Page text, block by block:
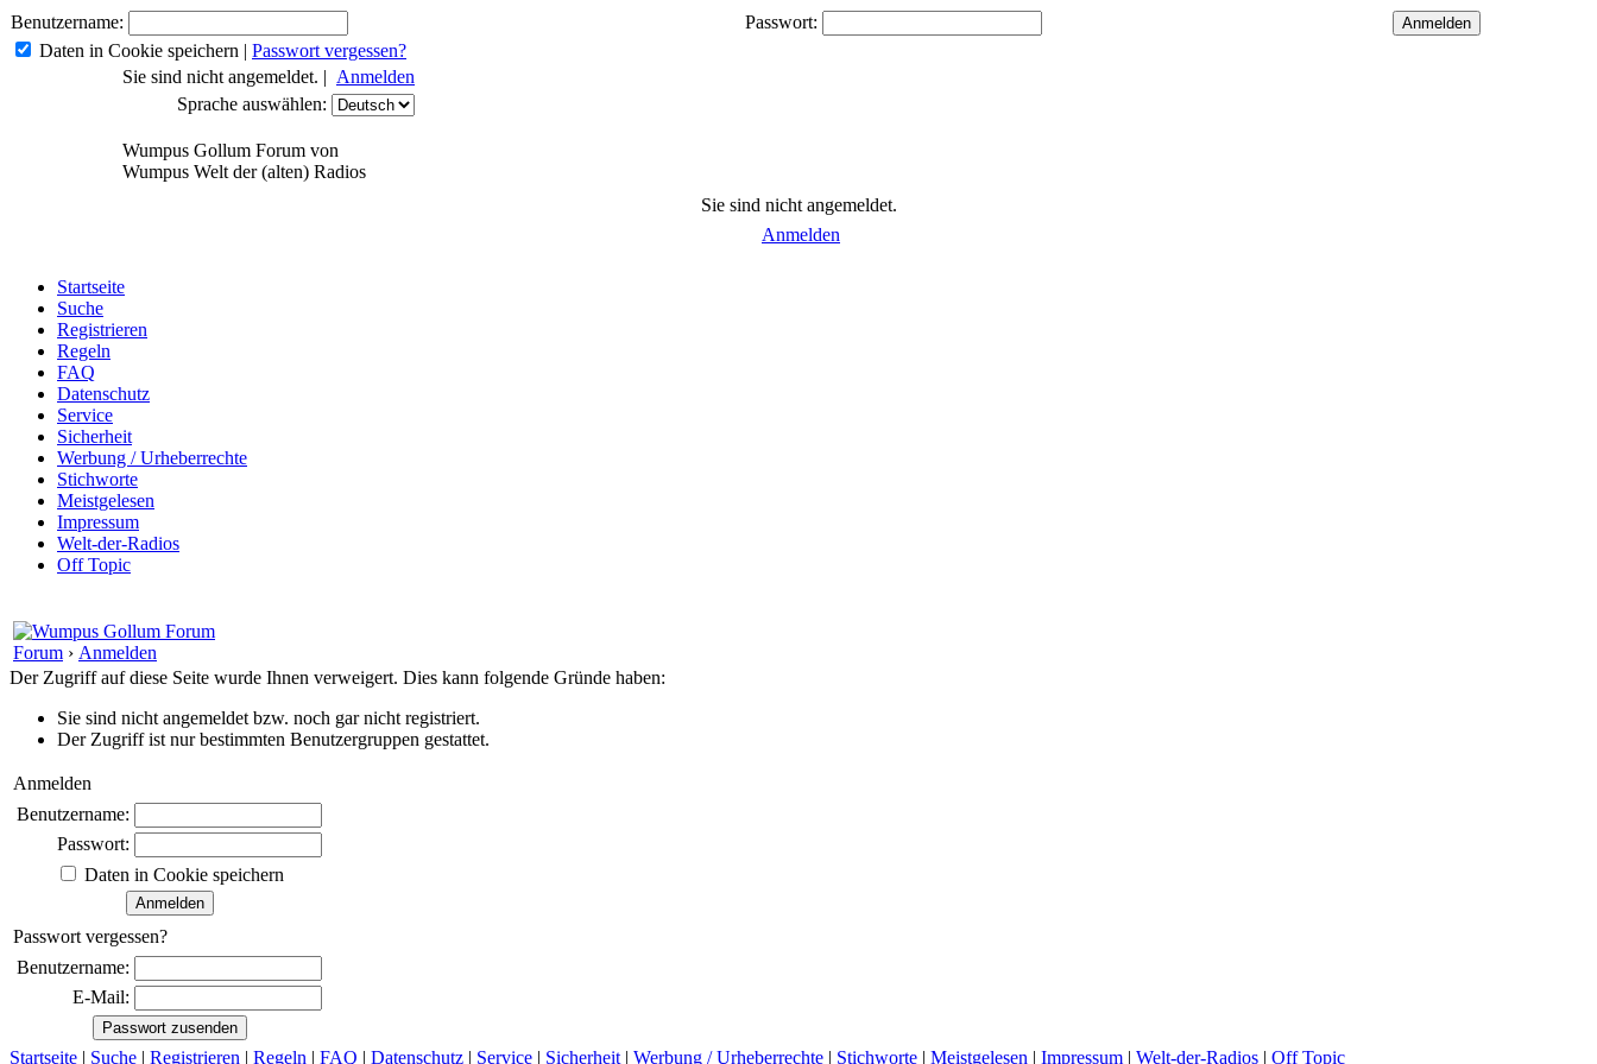
Benutzername:
Passwort:
Daten in Cookie speichern | Passwort vergessen?
Sie sind nicht angemeldet. | Anmelden
Sprache auswählen:
Wumpus Gollum Forum von
Wumpus Welt der (alten) Radios
Sie sind nicht angemeldet.
Anmelden
Startseite
Suche
Registrieren
Regeln
FAQ
Datenschutz
Service
Sicherheit
Werbung / Urheberrechte
Stichworte
Meistgelesen
Impressum
Welt-der-Radios
Off Topic
Forum › Anmelden
Der Zugriff auf diese Seite wurde Ihnen verweigert. Dies kann folgende Gründe haben:
Sie sind nicht angemeldet bzw. noch gar nicht registriert.
Der Zugriff ist nur bestimmten Benutzergruppen gestattet.
Anmelden
Benutzername:
Passwort:
Daten in Cookie speichern
Passwort vergessen?
Benutzername:
E-Mail:
Startseite | Suche | Registrieren | Regeln | FAQ | Datenschutz | Service | Sicherheit | Werbung / Urheberrechte | Stichworte | Meistgelesen | Impressum | Welt-der-Radios | Off Topic